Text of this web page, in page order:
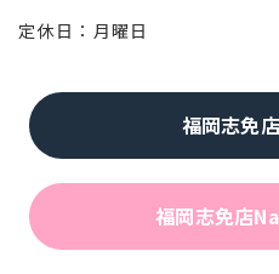
定休日：月曜日
福岡志免
福岡志免店